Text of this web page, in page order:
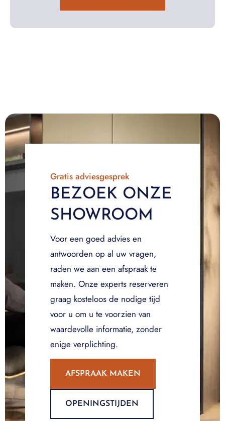
Gratis adviesgesprek
BEZOEK ONZE
SHOWROOM
Voor een goed advies en
antwoorden op al uw vragen,
raden we aan een afspraak te
maken. Onze experts reserveren
graag kosteloos de nodige tijd
voor u om u te voorzien van
waardevolle informatie, zonder
enige verplichting.
AFSPRAAK MAKEN
OPENINGSTIJDEN